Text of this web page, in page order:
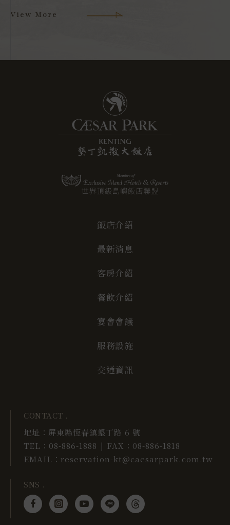
飯店介紹
最新消息
客房介紹
餐飲介紹
宴會會議
服務設施
交通資訊
CONTACT .
地址： 屏東縣恆春鎮墾丁路 6 號
TEL： 08-886-1888 | FAX： 08-886-1818
EMAIL： reservation-kt@caesarpark.com.tw
SNS .